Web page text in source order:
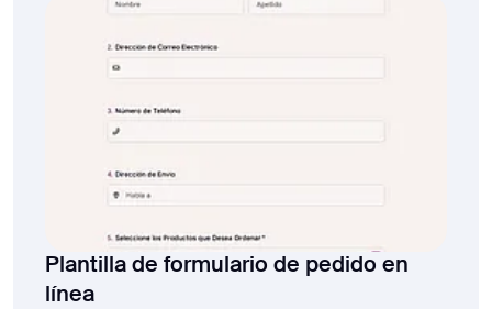
aparece a continuación. ¡Empiece hoy!
Plantilla de formulario de pedido en
línea